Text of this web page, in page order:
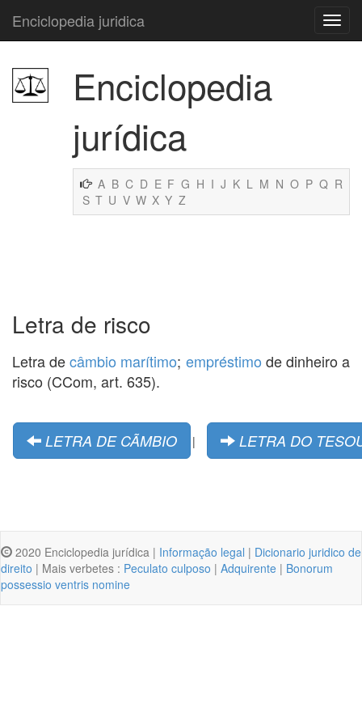
Enciclopedia juridica
Enciclopedia
jurídica
A B C D E F G H I J K L M N O P Q R
S T U V W X Y Z
Letra de risco
Letra decâmbio marítimo; empréstimo de dinheiro a
risco (CCom, art. 635).
LETRA DE CÃMBIO | LETRA DO
2020 Enciclopedia jurídica | Informação legal | Dicionario juridico de
direito | Mais verbetes : Peculato culposo | Adquirente | Bonorum
possessio ventris nomine